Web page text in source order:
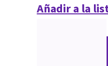
Añadir a la